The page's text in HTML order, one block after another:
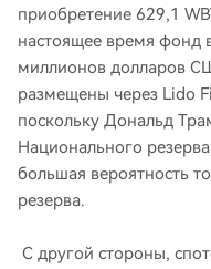
приобретение 629,1
настоящее время фонд
миллионов долларов
размещены через Lido
поскольку Дональд
Национального
большая вероятность
резерва.
С другой стороны,